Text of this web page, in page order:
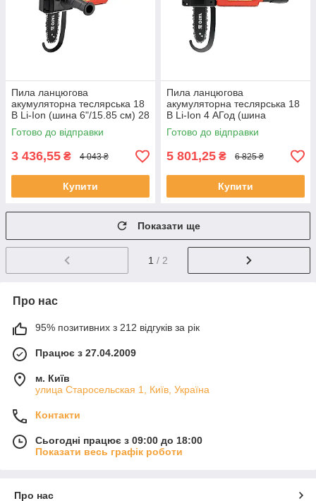
Пила ланцюгова
акумуляторна теслярська 18
В Li-Ion (шина 6"/15.85 см) 28
ланок Yato YT-828116
Готово до відправки
3 436,55 ₴ 4 043 ₴
Купити
Пила ланцюгова
акумуляторна теслярська 18
В Li-Ion 4 АГод (шина
6"/15.85 см) 28 ланок Yato
YT-828115
Готово до відправки
5 801,25 ₴ 6 825 ₴
Купити
Показати ще
1 / 2
Про нас
95% позитивних з 212 відгуків за рік
Працює з 27.04.2009
м. Київ
улица Старосельская 1, Київ, Україна
Контакти
Сьогодні працює з 09:00 до 18:00
Показати весь графік роботи
Про нас